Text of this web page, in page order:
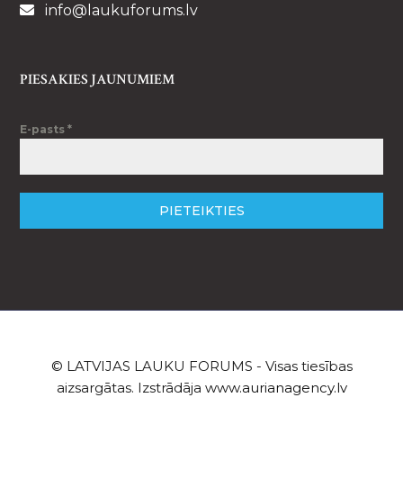
info@laukuforums.lv
PIESAKIES JAUNUMIEM
E-pasts*
PIETEIKTIES
© LATVIJAS LAUKU FORUMS - Visas tiesības
aizsargātas. Izstrādāja www.aurianagency.lv